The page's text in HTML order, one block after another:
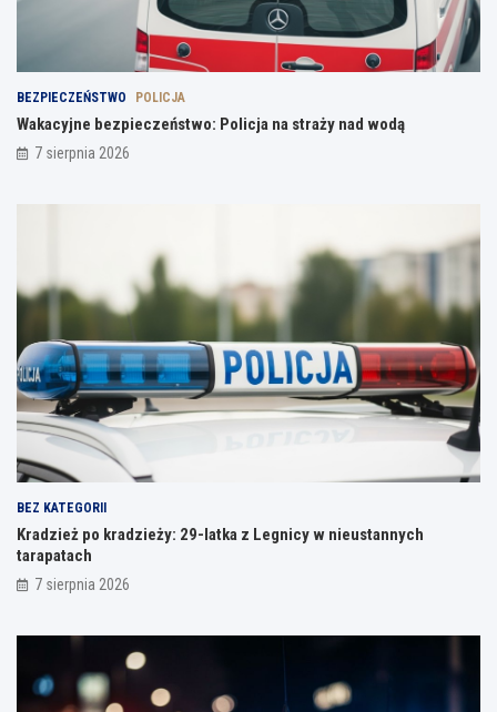
BEZPIECZEŃSTWO POLICJA
Wakacyjne bezpieczeństwo: Policja na straży nad wodą
7 sierpnia 2026
BEZ KATEGORII
Kradzież po kradzieży: 29-latka z Legnicy w nieustannych
tarapatach
7 sierpnia 2026